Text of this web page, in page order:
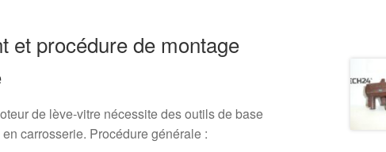
et procédure de montage
de lève‑vitre nécessite des outils de base
carrosserie. Procédure générale :